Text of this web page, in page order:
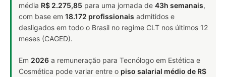
média R$ 2.275,85 para uma jornada de 43h semanais,
com base em 18.172 profissionais admitidos e
desligados em todo o Brasil no regime CLT nos últimos 12
meses (CAGED).
Em 2026 a remuneração para Tecnólogo em Estética e
Cosmética pode variar entre o piso salarial médio de R$